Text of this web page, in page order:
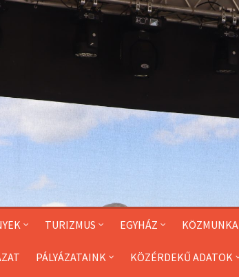
TURIZMUS EGYHÁZ KÖZMUNKA
PÁLYÁZATAINK KÖZÉRDEKŰ ADATOK